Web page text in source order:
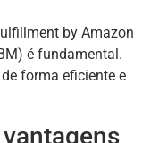
by Amazon
é fundamental.
de forma eficiente e